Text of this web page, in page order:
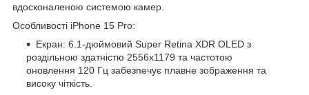
вдосконаленою системою камер.
Особливості iPhone 15 Pro:
Екран: 6.1-дюймовий Super Retina XDR OLED з
роздільною здатністю 2556x1179 та частотою
оновлення 120 Гц забезпечує плавне зображення та
високу чіткість.